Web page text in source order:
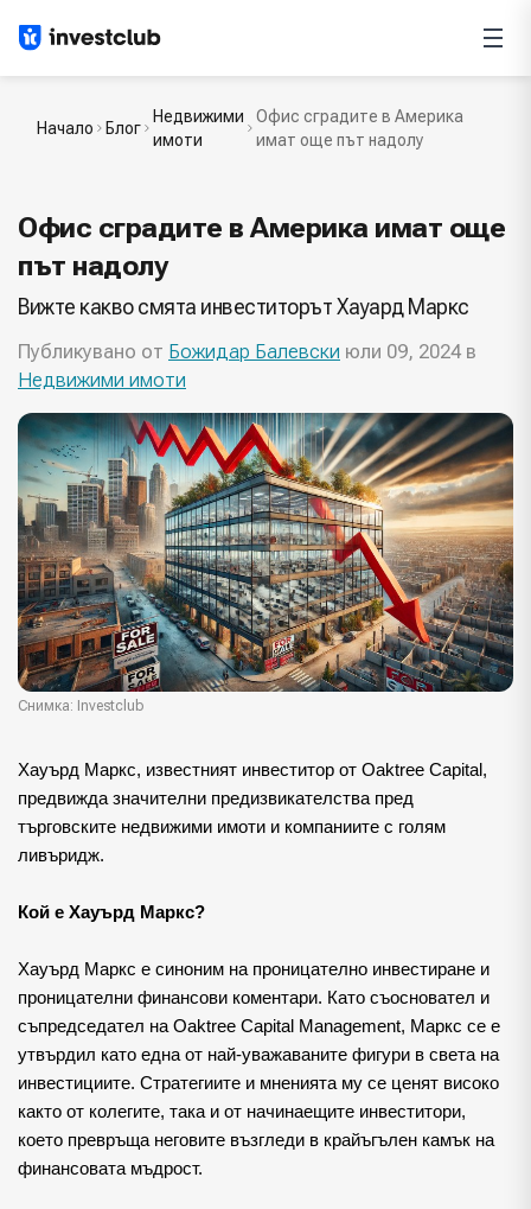
Начало Блог
Недвижими
имоти
Офис сградите в Америка
имат още път надолу
Офис сградите в Америка имат още
път надолу
Вижте какво смята инвеститорът Хауард Маркс
Публикувано от Божидар Балевски юли 09, 2024 в
Недвижими имоти
Снимка: Investclub
Хауърд Маркс, известният инвеститор от Oaktree Capital,
предвижда значителни предизвикателства пред
търговските недвижими имоти и компаниите с голям
ливъридж.
Кой е Хауърд Маркс?
Хауърд Маркс е синоним на проницателно инвестиране и
проницателни финансови коментари. Като съосновател и
съпредседател на Oaktree Capital Management, Маркс се е
утвърдил като една от най-уважаваните фигури в света на
инвестициите. Стратегиите и мненията му се ценят високо
както от колегите, така и от начинаещите инвеститори,
което превръща неговите възгледи в крайъгълен камък на
финансовата мъдрост.